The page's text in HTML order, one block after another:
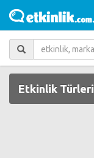
Etkinlik Türleri